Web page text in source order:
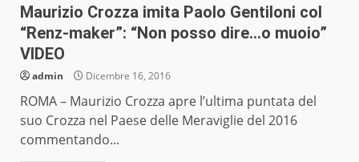
Maurizio Crozza imita Paolo Gentiloni col
“Renz-maker”: “Non posso dire…o muoio”
VIDEO
admin Dicembre 16, 2016
ROMA – Maurizio Crozza apre l’ultima puntata del
suo Crozza nel Paese delle Meraviglie del 2016
commentando...